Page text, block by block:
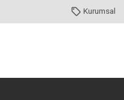
Kurumsal